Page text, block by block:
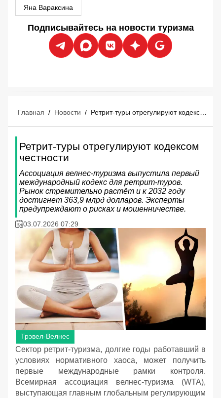
Яна Вараксина
Подписывайтесь на новости туризма
Главная / Новости /
Ретрит-туры отрегулируют кодексом
честности
Ассоциация велнес-туризма выпустила первый
международный кодекс для ретрит-туров.
Рынок стремительно растёт и к 2032 году
достигнет 363,9 млрд долларов. Эксперты
предупреждают о рисках и мошенничестве.
03.07.2026 07:29
Трэвел-Велнес
Сектор ретрит-туризма, долгие годы работавший в
условиях нормативного хаоса, может получить
первые международные рамки контроля.
Всемирная ассоциация велнес-туризма (WTA),
выступающая главным глобальным регулирующим